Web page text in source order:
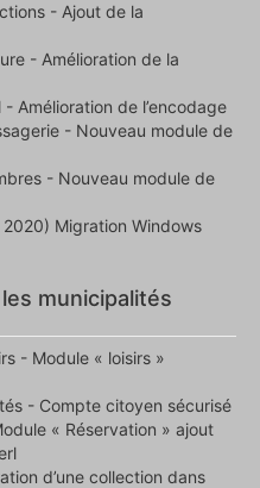
- Ajout de la
- Amélioration de la
Amélioration de l’encodage
- Nouveau module de
- Nouveau module de
Migration Windows
municipalités
- Module « loisirs »
- Compte citoyen sécurisé
« Réservation » ajout
d’une collection dans